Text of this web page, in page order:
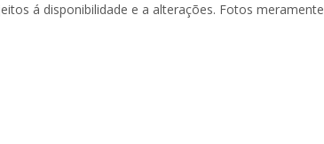
á disponibilidade e a alterações. Fotos meramente